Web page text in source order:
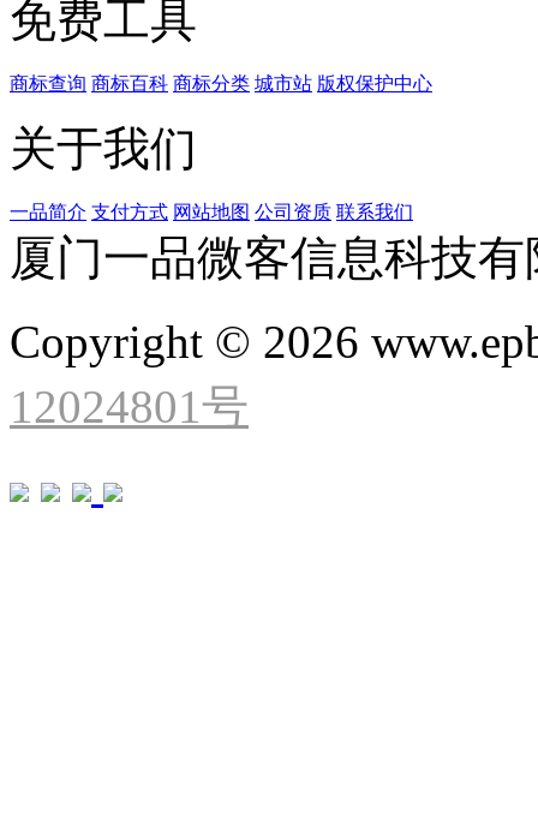
免费工具
商标查询 商标百科 商标分类 城市站 版权保护中心
关于我们
一品简介 支付方式 网站地图 公司资质 联系我们
厦门一品微客信息科技
Copyright © 2026
12024801号